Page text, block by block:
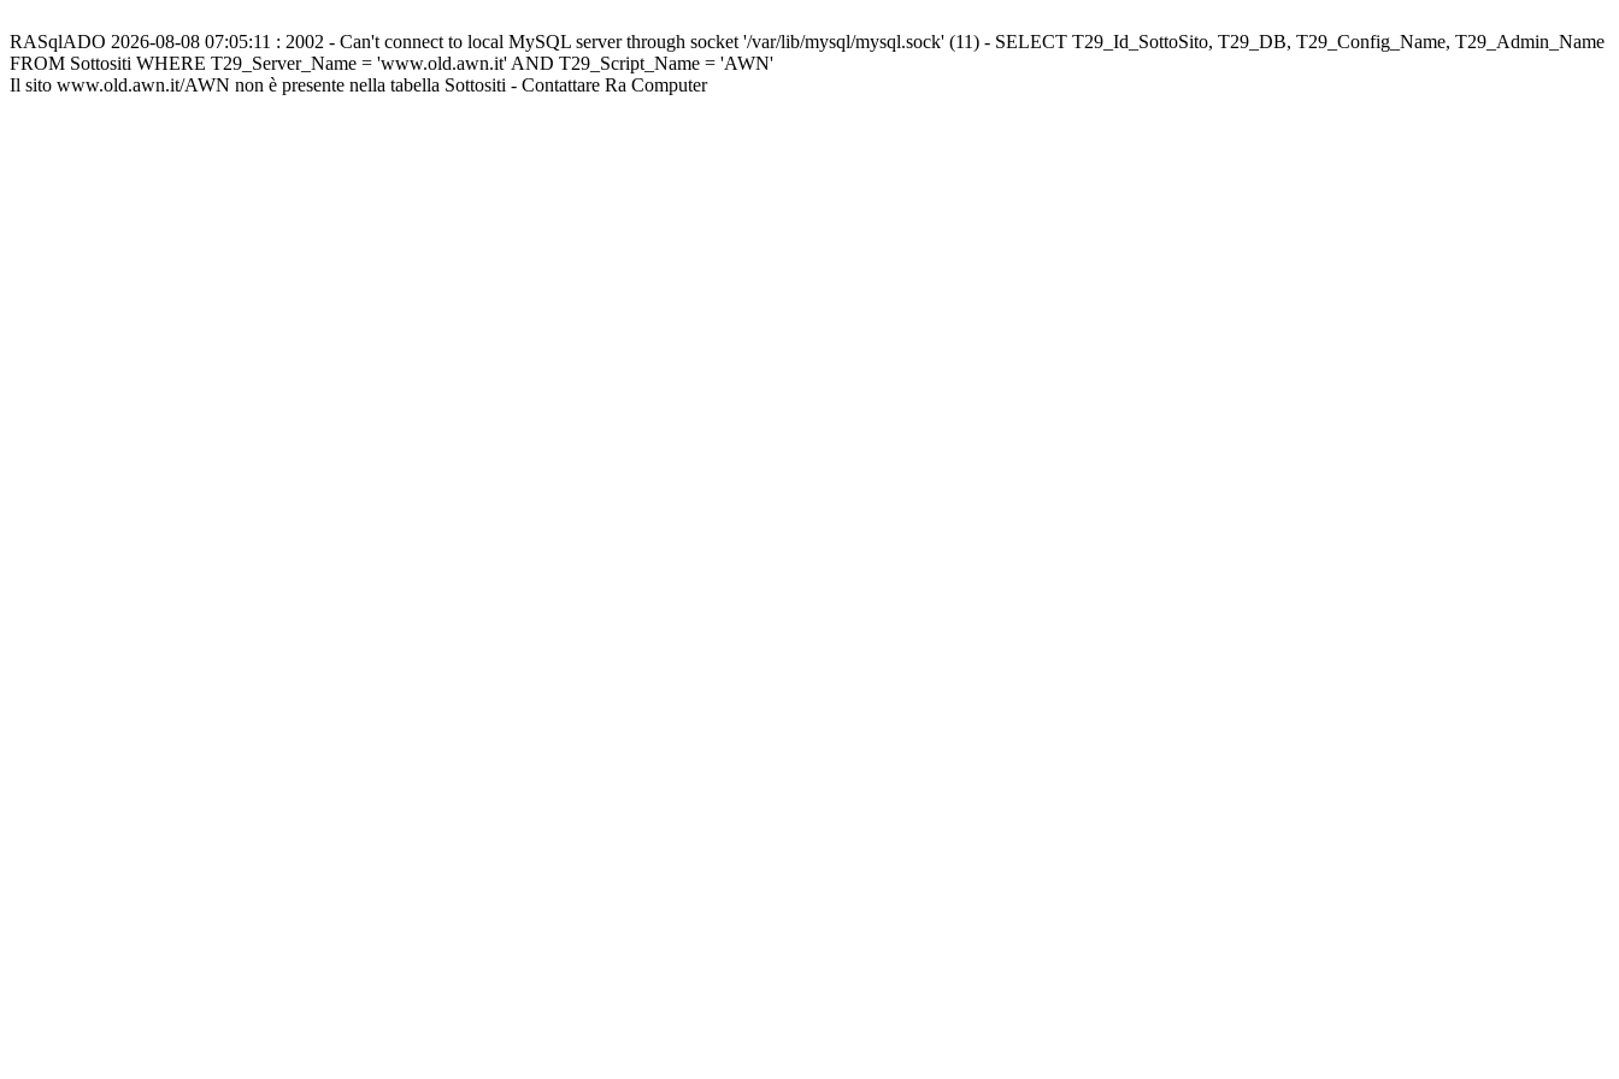
RASqlADO 2026-08-08 07:05:11 : 2002 - Can't connect to local MySQL server through socket '/var/lib/mysql/mysql.sock' (11) - SELECT T29_Id_SottoSito, T29_DB, T29_Config_Name, T29_Admin_Name
FROM Sottositi WHERE T29_Server_Name = 'www.old.awn.it' AND T29_Script_Name = 'AWN'
Il sito www.old.awn.it/AWN non è presente nella tabella Sottositi - Contattare Ra Computer